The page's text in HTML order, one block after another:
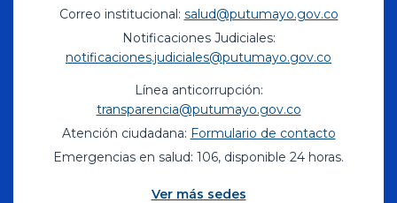
Correo institucional: salud@putumayo.gov.co
Notificaciones Judiciales:
notificaciones.judiciales@putumayo.gov.co
Línea anticorrupción:
transparencia@putumayo.gov.co
Atención ciudadana: Formulario de contacto
Emergencias en salud: 106, disponible 24 horas.
Ver más sedes